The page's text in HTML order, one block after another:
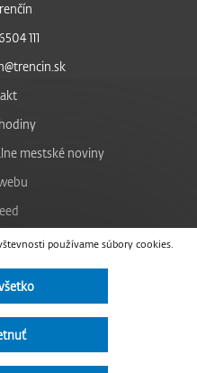
používame súbory cookies.
111
mestské noviny
cookies